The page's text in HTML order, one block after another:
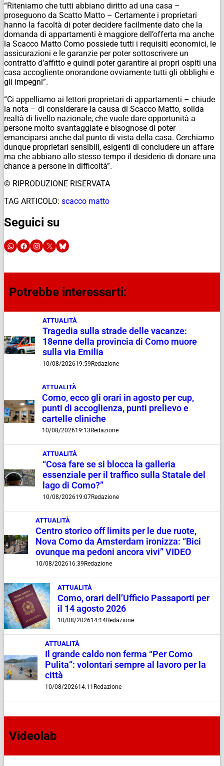
“Riteniamo che tutti abbiano diritto ad una casa –
proseguono da Scatto Matto – Certamente i proprietari
hanno la facoltà di poter decidere facilmente dato che la
domanda di appartamenti è maggiore dell’offerta ma anche
la Scacco Matto Como possiede tutti i requisiti economici, le
assicurazioni e le garanzie per poter sottoscrivere un
contratto d’affitto e quindi poter garantire ai propri ospiti una
casa accogliente onorandone ovviamente tutti gli obblighi e
gli impegni”.
“Ci appelliamo ai lettori proprietari di appartamenti – chiude
la nota – di considerare la causa di Scacco Matto, solida
realtà di livello nazionale, che vuole dare opportunità a
persone molto svantaggiate e bisognose di poter
emanciparsi anche dal punto di vista della casa. Cerchiamo
dunque proprietari sensibili, esigenti di concludere un affare
ma che abbiano allo stesso tempo il desiderio di donare una
chance a persone in difficoltà”.
© RIPRODUZIONE RISERVATA
TAG ARTICOLO: scacco matto
Seguici su
Potrebbe interessarti:
ATTUALITÀ
Tragedia sulla strade delle vacanze:
18enne della provincia di Como muore
sulla via Emilia
10/08/202619:59 Redazione
ATTUALITÀ
Como, ecco gli orari in agosto per cup,
punti di accoglienza, punti prelievo e
cartelle cliniche
10/08/202619:13 Redazione
ATTUALITÀ
“Cosa fare se si blocca la galleria
essenziale per il traffico sulla Statale del
lago di Como?”
10/08/202619:07Redazione
ATTUALITÀ
Centro storico off limits per le due ruote,
Nova Como da Amsterdam ironizza: “Bici
ovunque ma pedoni ancora vivi” VIDEO
10/08/202616:39 Redazione
ATTUALITÀ
Como, orari dell’Ufficio Passaporti per
il 14 agosto 2026
10/08/202614:14Redazione
ATTUALITÀ
Il grande caldo non ferma “Per Como
Pulita”: volontari sempre al lavoro per la
città
10/08/202614:11 Redazione
Videolab